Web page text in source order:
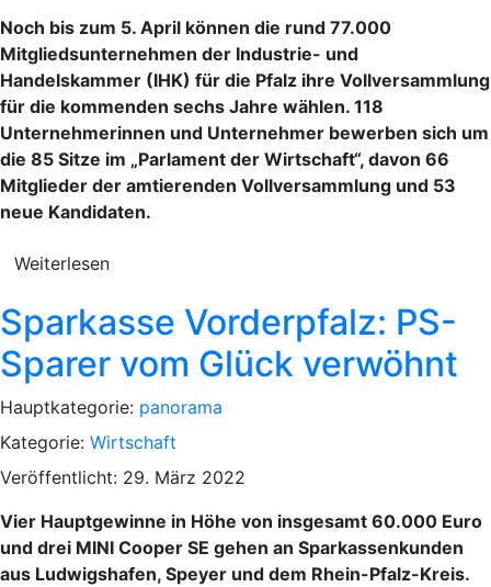
Noch bis zum 5. April können die rund 77.000
Mitgliedsunternehmen der Industrie- und
Handelskammer (IHK) für die Pfalz ihre Vollversammlung
für die kommenden sechs Jahre wählen. 118
Unternehmerinnen und Unternehmer bewerben sich um
die 85 Sitze im „Parlament der Wirtschaft“, davon 66
Mitglieder der amtierenden Vollversammlung und 53
neue Kandidaten.
Weiterlesen
Sparkasse Vorderpfalz: PS-
Sparer vom Glück verwöhnt
Hauptkategorie: panorama
Kategorie: Wirtschaft
Veröffentlicht: 29. März 2022
Vier Hauptgewinne in Höhe von insgesamt 60.000 Euro
und drei MINI Cooper SE gehen an Sparkassenkunden
aus Ludwigshafen, Speyer und dem Rhein-Pfalz-Kreis.